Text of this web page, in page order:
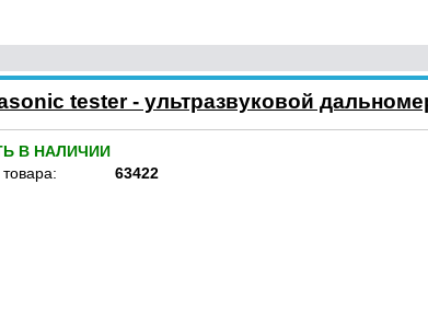
tester - ультразвуковой
В НАЛИЧИИ
63422